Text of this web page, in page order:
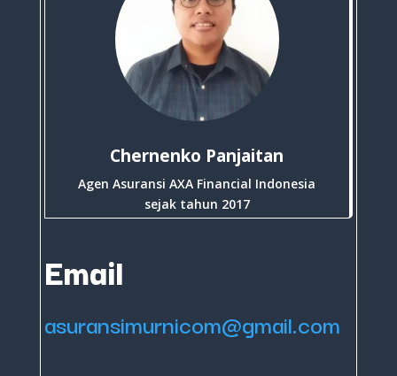
Chernenko Panjaitan
Agen Asuransi AXA Financial Indonesia
sejak tahun 2017
Email
asuransimurnicom@gmail.com